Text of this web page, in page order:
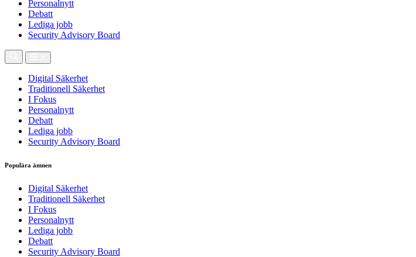
Personalnytt
Debatt
Lediga jobb
Security Advisory Board
Digital Säkerhet
Traditionell Säkerhet
I Fokus
Personalnytt
Debatt
Lediga jobb
Security Advisory Board
Populära ämnen
Digital Säkerhet
Traditionell Säkerhet
I Fokus
Personalnytt
Lediga jobb
Debatt
Security Advisory Board